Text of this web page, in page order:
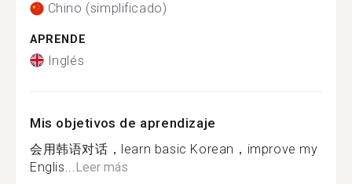
Chino (simplificado)
APRENDE
Inglés
Mis objetivos de aprendizaje
会用韩语对话，learn basic Korean，improve my
Englis... Leer más